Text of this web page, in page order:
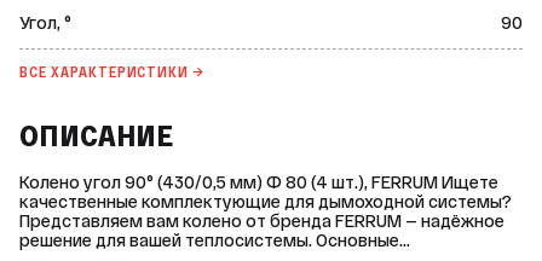
Угол, ° 90
ВСЕ ХАРАКТЕРИСТИКИ →
ОПИСАНИЕ
Колено угол 90° (430/0,5 мм) Ф 80 (4 шт.), FERRUM Ищете
качественные комплектующие для дымоходной системы?
Представляем вам колено от бренда FERRUM — надёжное
решение для вашей теплосистемы. Основные